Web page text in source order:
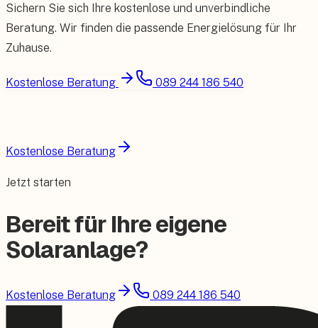
Sichern Sie sich Ihre kostenlose und unverbindliche
Beratung. Wir finden die passende Energielösung für Ihr
Zuhause.
Kostenlose Beratung 089 244 186 540
Kostenlose Beratung
Jetzt starten
Bereit für Ihre eigene
Solaranlage?
Kostenlose Beratung 089 244 186 540